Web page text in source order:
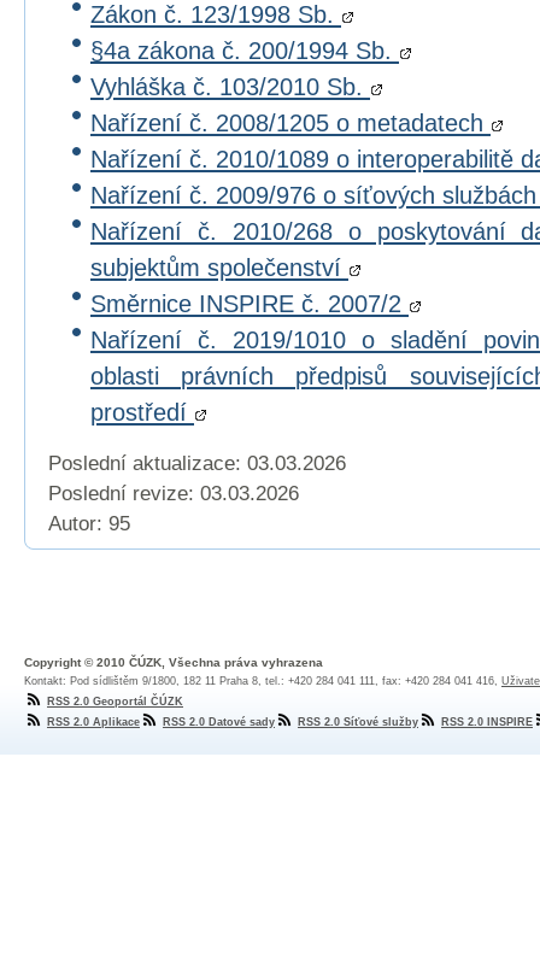
Zákon č. 123/1998 Sb.
§4a zákona č. 200/1994 Sb.
Vyhláška č. 103/2010 Sb.
Nařízení č. 2008/1205 o metadatech
Nařízení č. 2010/1089 o interoperabilitě
Nařízení č. 2009/976 o síťových
Nařízení č. 2010/268 o poskytování
subjektům společenství
Směrnice INSPIRE č. 2007/2
Nařízení č. 2019/1010 o sladění
oblasti právních předpisů
prostředí
Poslední aktualizace: 03.03.2026
Poslední revize: 03.03.2026
Autor: 95
Copyright © 2010 ČÚZK, Všechna práva vyhrazena
Kontakt: Pod sídlištěm 9/1800, 182 11 Praha 8, tel.: +420 284 041 111, fax: +420 284 041 416,
RSS 2.0 Geoportál ČÚZK
RSS 2.0 Aplikace
RSS 2.0 Datové sady RSS 2.0 Síťové služby RSS 2.0 INSPIRE